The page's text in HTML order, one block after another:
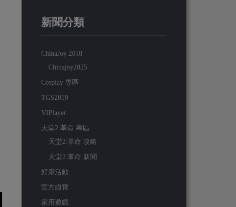
新聞分類
ChinaJoy 2018
Chinajoy2025
Cosplay 專區
TGS2019
VIPlayer
天堂2:革命 專區
天堂2:革命 攻略
天堂2:革命 新聞
好康活動
官方虛寶
家用遊戲